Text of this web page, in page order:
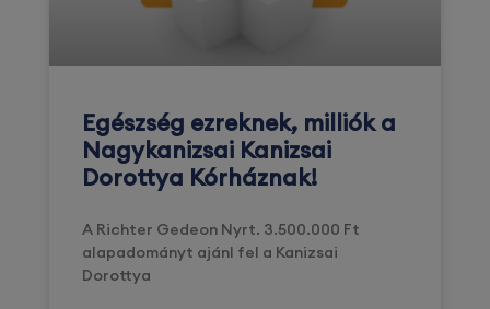
Egészség ezreknek, milliók a
Nagykanizsai Kanizsai
Dorottya Kórháznak!
A Richter Gedeon Nyrt. 3.500.000 Ft
alapadományt ajánl fel a Kanizsai
Dorottya